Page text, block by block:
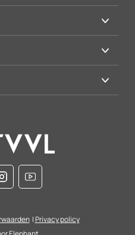
|Privacy policy